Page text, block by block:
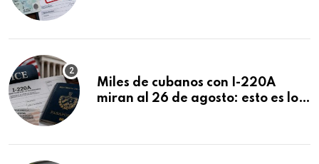
Miles de cubanos con I-220A
miran al 26 de agosto: esto es lo